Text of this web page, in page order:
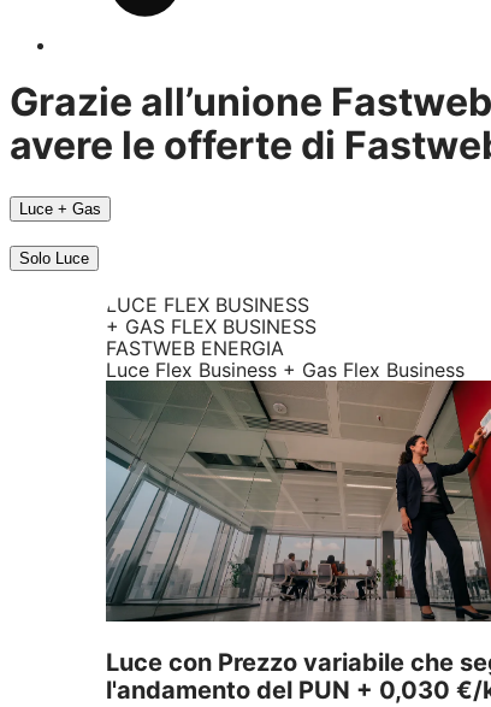
Grazie all’unione
avere le offerte di
Luce + Gas
Solo Luce
LUCE FLEX BUSINESS
+ GAS FLEX BUSINESS
FASTWEB ENERGIA
Luce Flex Business + Gas Flex Business
Luce con Prezzo variabile che
l'andamento del PUN + 0,030 €/